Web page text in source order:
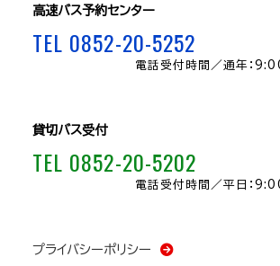
高速バス予約センター
TEL 0852-20-5252
電話受付時間／通年：
貸切バス受付
TEL 0852-20-5202
電話受付時間／平日：
プライバシーポリシー